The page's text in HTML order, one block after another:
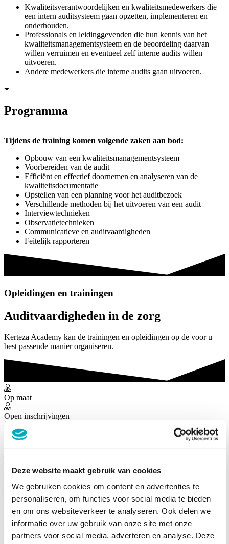
Deze website maakt gebruik van cookies
We gebruiken cookies om content en advertenties te
personaliseren, om functies voor social media te bieden
en om ons websiteverkeer te analyseren. Ook delen we
informatie over uw gebruik van onze site met onze
partners voor social media, adverteren en analyse. Deze
Kwaliteitsverantwoordelijken en kwaliteitsmedewerkers die
een intern auditsysteem gaan opzetten, implementeren en
onderhouden.
Professionals en leidinggevenden die hun kennis van het
kwaliteitsmanagementsysteem en de beoordeling daarvan
willen verruimen en eventueel zelf interne audits willen
uitvoeren.
Andere medewerkers die interne audits gaan uitvoeren.
Programma
Tijdens de training komen volgende zaken aan bod:
Opbouw van een kwaliteitsmanagementsysteem
Voorbereiden van de audit
Efficiënt en effectief doornemen en analyseren van de
kwaliteitsdocumentatie
Opstellen van een planning voor het auditbezoek
Verschillende methoden bij het uitvoeren van een audit
Interviewtechnieken
Observatietechnieken
Communicatieve en auditvaardigheden
Feitelijk rapporteren
Opleidingen en trainingen
Auditvaardigheden in de zorg
Kerteza Academy kan de trainingen en opleidingen op de voor u
best passende manier organiseren.
Op maat
Open inschrijvingen
E-learning
Wij bieden trainingen en opleidingen aan die in uw eigen organisatie
georganiseerd worden. Deze worden volledig op maat van uw
organisatie ingericht.
Wij bieden trainingen en opleidingen aan die
in uw eigen organisatie georganiseerd worden. Deze worden
volledig op maat van uw organisatie ingericht. In overleg met u